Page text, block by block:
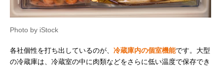
Photo by iStock
各社個性を打ち出しているのが、 冷蔵庫内の個室機能です。大型
の冷蔵庫は、冷蔵室の中に肉類などをさらに低い温度で保存でき